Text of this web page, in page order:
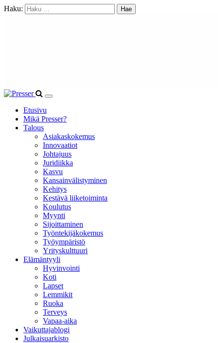
Haku:
Etusivu
Mikä Presser?
Talous
Asiakaskokemus
Innovaatiot
Johtajuus
Juridiikka
Kasvu
Kansainvälistyminen
Kehitys
Kestävä liiketoiminta
Koulutus
Myynti
Sijoittaminen
Työntekijäkokemus
Työympäristö
Yrityskulttuuri
Elämäntyyli
Hyvinvointi
Koti
Lapset
Lemmikit
Ruoka
Terveys
Vapaa-aika
Vaikuttajablogi
Julkaisuarkisto